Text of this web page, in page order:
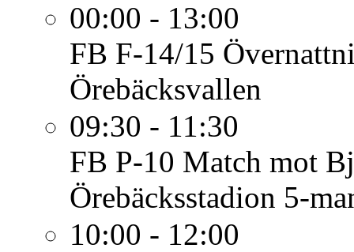
00:00 - 13:00
FB F-14/15
Örebäcksvallen
09:30 - 11:30
FB P-10 Match mot
Örebäcksstadion 5-
10:00 - 12:00